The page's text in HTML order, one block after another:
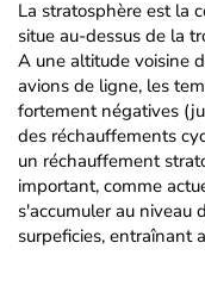
La stratosphère est la
situe au-dessus de la
A une altitude voisine
avions de ligne, les
fortement négatives
des réchauffements
un réchauffement
important, comme
s'accumuler au niveau
surpeficies, entraînant